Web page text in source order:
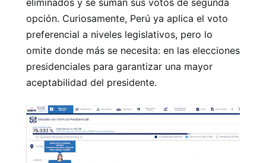
eliminados y se suman sus votos de segunda
opción. Curiosamente, Perú ya aplica el voto
preferencial a niveles legislativos, pero lo
omite donde más se necesita: en las elecciones
presidenciales para garantizar una mayor
aceptabilidad del presidente.